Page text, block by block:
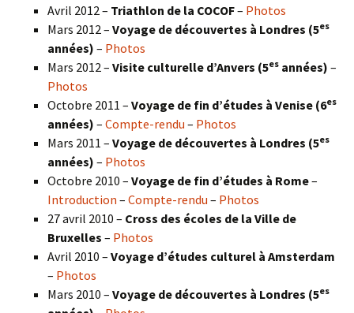
Avril 2012 – Triathlon de la COCOF– Photos
Mars 2012 – Voyage de découvertes à Londres (5es
années) – Photos
Mars 2012 – Visite culturelle d’Anvers (5es années) –
Photos
Octobre 2011 – Voyage de fin d’études à Venise (6es
années) – Compte-rendu – Photos
Mars 2011 – Voyage de découvertes à Londres (5es
années) – Photos
Octobre 2010 – Voyage de fin d’études à Rome–
Introduction – Compte-rendu – Photos
27 avril 2010 – Cross des écoles de la Ville de
Bruxelles – Photos
Avril 2010 – Voyage d’études culturel à Amsterdam
– Photos
Mars 2010 – Voyage de découvertes à Londres (5es